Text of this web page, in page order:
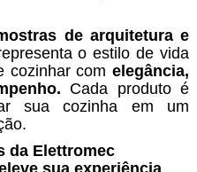
de arquitetura e
o estilo de vida
cozinhar comelegância,
Cada produto é
sua cozinha em um
da Elettromec